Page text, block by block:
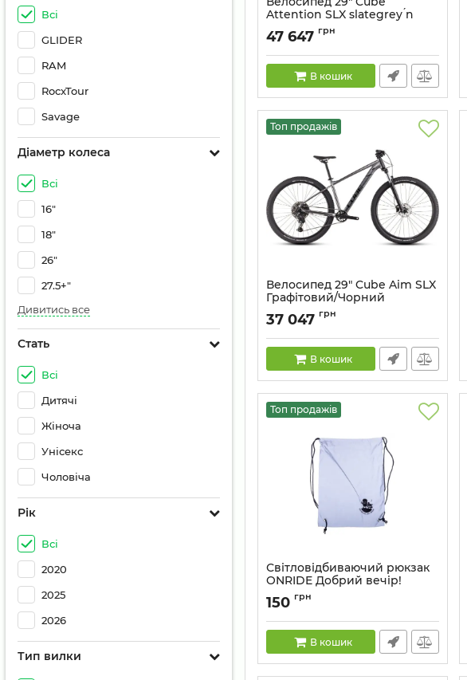
Всі
GLIDER
RAM
RocxTour
Savage
Діаметр колеса
Всі
16"
18"
26"
27.5+"
Дивитись все
Стать
Всі
Дитячі
Жіноча
Унісекс
Чоловіча
Рік
Всі
2020
2025
2026
Тип вилки
Attention SLX slategrey ́n
Артикул: 142210-L
47 647 грн
В кошик
Топ продажів
Велосипед 29" Cube Aim SLX
Графітовий/Чорний
Артикул: 841200
37 047 грн
В кошик
Топ продажів
Світловідбиваючий рюкзак
ONRIDE Добрий вечір!
Артикул: 2526116102628
150 грн
В кошик